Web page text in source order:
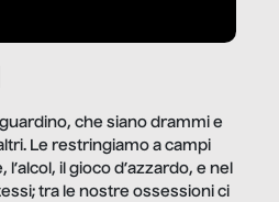
che siano drammi e
Le restringiamo a campi
il gioco d’azzardo, e nel
tra le nostre ossessioni ci